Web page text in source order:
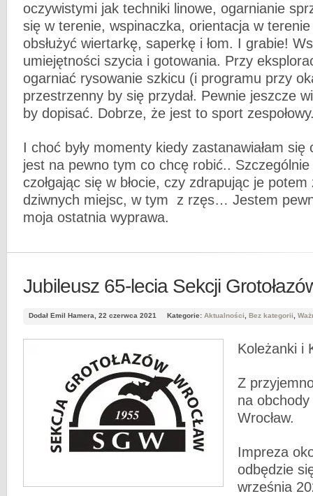
oczywistymi jak techniki linowe, ogarnianie
się w terenie, wspinaczka, orientacja w
obsłużyć wiertarkę, saperkę i łom. I grabie!
umiejętności szycia i gotowania. Przy
ogarniać rysowanie szkicu (i programu przy
przestrzenny by się przydał. Pewnie jeszcze
by dopisać. Dobrze, że jest to sport
I choć były momenty kiedy zastanawiałam się
jest na pewno tym co chcę robić..
czołgając się w błocie, czy zdrapując je
dziwnych miejsc, w tym z rzęs… Jestem
moja ostatnia wyprawa.
Jubileusz 65-lecia Sekcji
Dodał Emil Hamera, 22 czerwca 2021 Kategorie: Aktualności, Bez kategorii,
Koleżanki i
Z
na
Wrocław.
Impreza
odbędzie
września